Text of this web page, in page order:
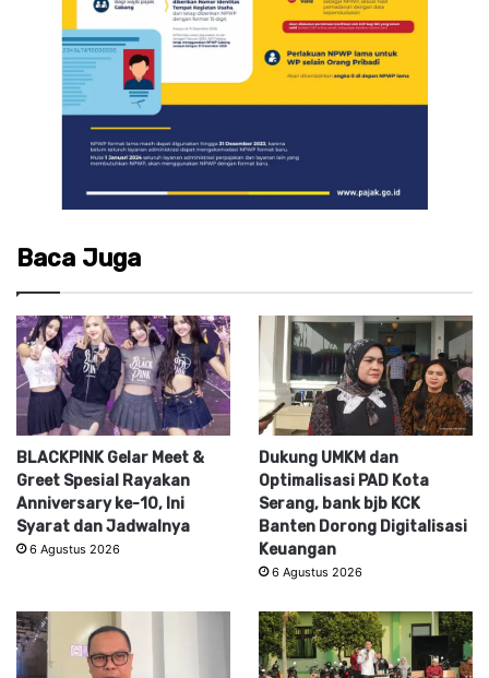
Baca Juga
BLACKPINK Gelar Meet &
Greet Spesial Rayakan
Anniversary ke-10, Ini
Syarat dan Jadwalnya
6 Agustus 2026
Dukung UMKM dan
Optimalisasi PAD Kota
Serang, bank bjb KCK
Banten Dorong Digitalisasi
Keuangan
6 Agustus 2026